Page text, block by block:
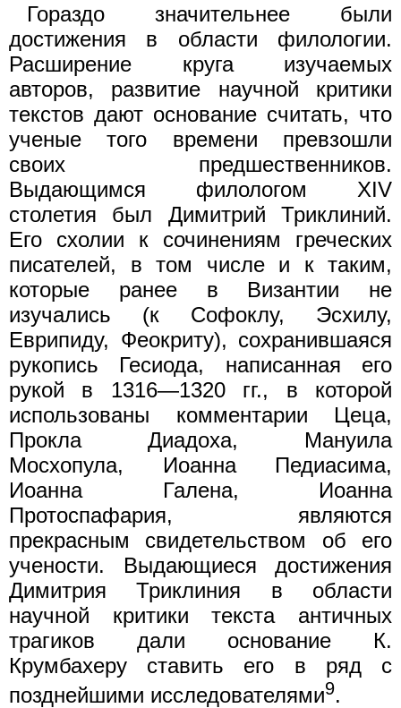
Гораздо значительнее были
достижения в области филологии.
Расширение круга изучаемых
авторов, развитие научной критики
текстов дают основание считать, что
ученые того времени превзошли
своих предшественников.
Выдающимся филологом XIV
столетия был Димитрий Триклиний.
Его схолии к сочинениям греческих
писателей, в том числе и к таким,
которые ранее в Византии не
изучались (к Софоклу, Эсхилу,
Еврипиду, Феокриту), сохранившаяся
рукопись Гесиода, написанная его
рукой в 1316—1320 гг., в которой
использованы комментарии Цеца,
Прокла Диадоха, Мануила
Мосхопула, Иоанна Педиасима,
Иоанна Галена, Иоанна
Протоспафария, являются
прекрасным свидетельством об его
учености. Выдающиеся достижения
Димитрия Триклиния в области
научной критики текста античных
трагиков дали основание К.
Крумбахеру ставить его в ряд с
позднейшими исследователями9.